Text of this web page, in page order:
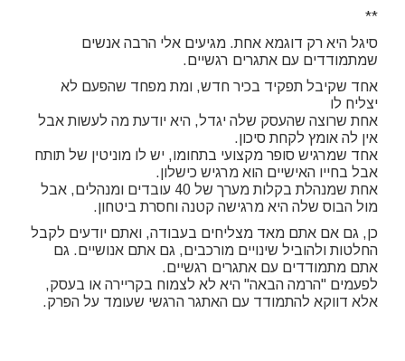
**
סיגל היא רק דוגמא אחת. מגיעים אלי הרבה אנשים
שמתמודדים עם אתגרים רגשיים.
אחד שקיבל תפקיד בכיר חדש, ומת מפחד שהפעם לא
יצליח לו
אחת שרוצה שהעסק שלה יגדל, היא יודעת מה לעשות אבל
אין לה אומץ לקחת סיכון.
אחד שמרגיש סופר מקצועי בתחומו, יש לו מוניטין של תותח
אבל בחייו האישיים הוא מרגיש כישלון.
אחת שמנהלת בקלות מערך של 40 עובדים ומנהלים, אבל
מול הבוס שלה היא מרגישה קטנה וחסרת ביטחון.
כן, גם אם אתם מאד מצליחים בעבודה, ואתם יודעים לקבל
החלטות ולהוביל שינויים מורכבים, גם אתם אנושיים. גם
אתם מתמודדים עם אתגרים רגשיים.
לפעמים "הרמה הבאה" היא לא לצמוח בקריירה או בעסק,
אלא דווקא להתמודד עם האתגר הרגשי שעומד על הפרק.